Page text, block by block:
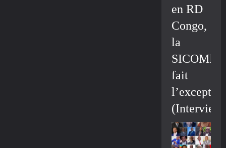
en RD
Congo,
la
fait
(Interview)